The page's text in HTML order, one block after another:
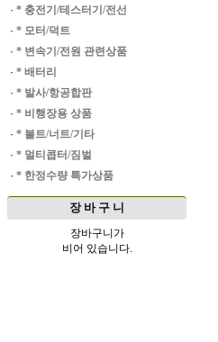
· * 충전기/테스터기/전선
· * 모터/덕트
· * 변속기/전원 관련상품
· * 배터리
· * 발사/항공합판
· * 비행장용 상품
· * 볼트/너트/기타
· * 멀티콥터/짐벌
· * 한정수량 특가상품
장 바 구 니
장바구니가
비어 있습니다.